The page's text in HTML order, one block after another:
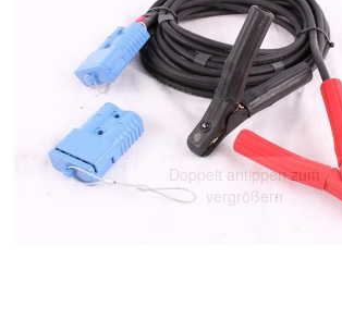
Doppelt antippen zum
vergrößern